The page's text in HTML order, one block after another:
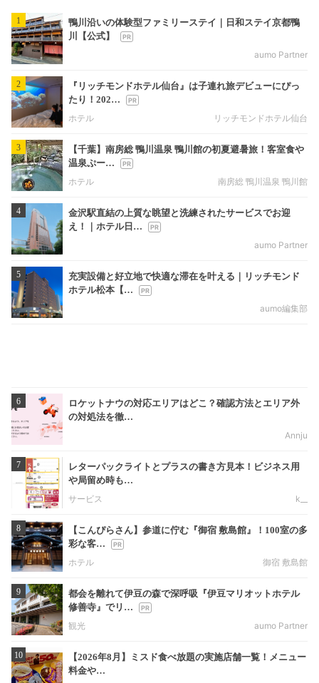
1
鴨川沿いの体験型ファミリーステイ｜日和ステイ京都鴨
川【公式】
aumo Partner
2
『リッチモンドホテル仙台』は子連れ旅デビューにぴっ
たり！202…
ホテル
リッチモンドホテル仙台
3
【千葉】南房総 鴨川温泉 鴨川館の初夏避暑旅！客室食や
温泉ぷー…
ホテル
南房総 鴨川温泉 鴨川館
4
金沢駅直結の上質な眺望と洗練されたサービスでお迎
え！｜ホテル日…
aumo Partner
5
充実設備と好立地で快適な滞在を叶える｜リッチモンド
ホテル松本【…
aumo編集部
6
ロケットナウの対応エリアはどこ？確認方法とエリア外
の対処法を徹…
Annju
7
レターパックライトとプラスの書き方見本！ビジネス用
や局留め時も…
サービス
k__
8
【こんぴらさん】参道に佇む『御宿 敷島館』！100室の多
彩な客…
ホテル
御宿 敷島館
9
都会を離れて伊豆の森で深呼吸『伊豆マリオットホテル
修善寺』でリ…
観光
aumo Partner
10
【2026年8月】ミスド食べ放題の実施店舗一覧！メニュー
料金や…